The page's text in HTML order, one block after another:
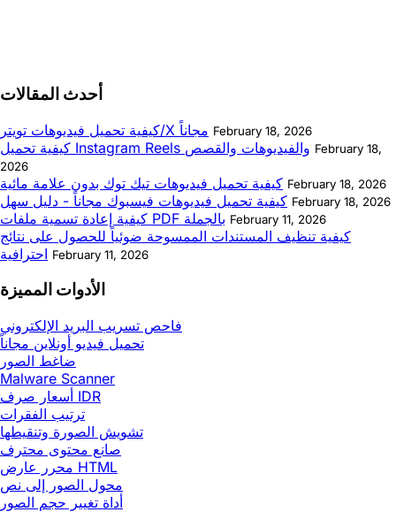
أحدث المقالات
كيفية تحميل فيديوهات تويتر/X مجاناً February 18, 2026
كيفية تحميل Instagram Reels والفيديوهات والقصص February 18,
2026
كيفية تحميل فيديوهات تيك توك بدون علامة مائية February 18, 2026
كيفية تحميل فيديوهات فيسبوك مجاناً - دليل سهل February 18, 2026
كيفية إعادة تسمية ملفات PDF بالجملة February 11, 2026
كيفية تنظيف المستندات الممسوحة ضوئياً للحصول على نتائج
احترافية February 11, 2026
الأدوات المميزة
فاحص تسريب البريد الإلكتروني
تحميل فيديو أونلاين مجاناً
ضاغط الصور
Malware Scanner
أسعار صرف IDR
ترتيب الفقرات
تشويش الصورة وتنقيطها
صانع محتوى محترف
محرر عارض HTML
محول الصور إلى نص
أداة تغيير حجم الصور